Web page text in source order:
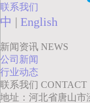
联系我们
中 | English
新闻资讯 NEWS
公司新闻
行业动态
联系我们 CONTACT
地址：河北省唐山